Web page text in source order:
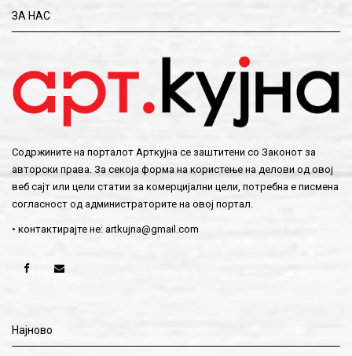
ЗА НАС
Содржините на порталот Арткујна се заштитени со Законот за
авторски права. За секоја форма на користење на делови од овој
веб сајт или цели статии за комерцијални цели, потребна е писмена
согласност од администраторите на овој портал.
• контактирајте не: artkujna@gmail.com
Најново